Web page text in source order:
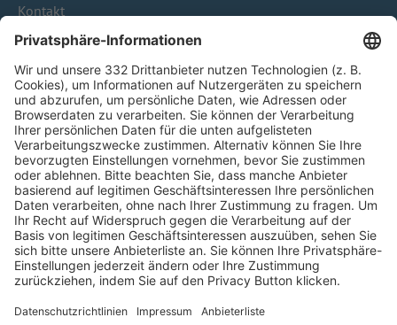
Kontakt
HÄUFIG BESUCHTE SEITEN
Pässe und Vereinswechsel
Trainerausbildung
Schulungsangebot Vereinsmitarbeiter
BFV-Geschäftsstellen
Trainerbörse
Login SpielPlus
FOLGE DEM BFV